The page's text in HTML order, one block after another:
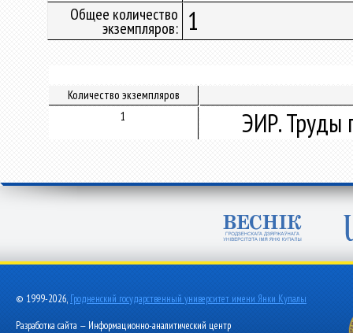
Общее количество
экземпляров: 1
Количество экземпляров
1
ЭИР. Труды
© 1999-2026, Гродненский государственный университет имени Янки Купалы
Разработка сайта — Информационно-аналитический центр